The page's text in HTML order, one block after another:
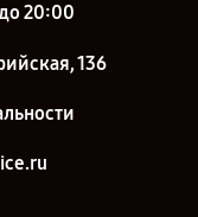
20:00
136